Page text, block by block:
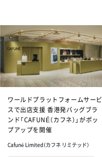
ワールドプラットフォームサービ
スで出店支援 香港発バッグブラ
ンド「CAFUNÉ（カフネ）」がポッ
プアップを開催
Cafuné Limited（カフネ リミテッド）